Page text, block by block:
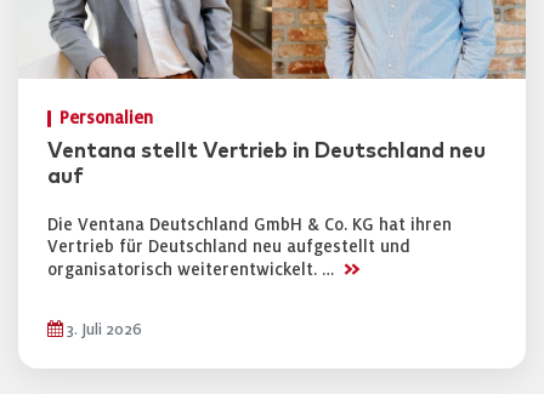
Personalien
Ventana stellt Vertrieb in Deutschland neu
auf
Die Ventana Deutschland GmbH & Co. KG hat ihren
Vertrieb für Deutschland neu aufgestellt und
organisatorisch weiterentwickelt. … >>
3. Juli 2026